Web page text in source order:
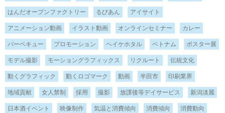
はんだオープンファクトリー るびあん アイサイト
アニメーション動画 イラスト動画 オンラインセミナー カレー
バーベキュー プロモーション ヘイケホタル ベトナム ポスター展
モデル撮影 モーショングラフィックス リクルート 伝統文化
動くグラフィック 動くロゴマーク 動画 半田市 印刷業界
地域貢献 女人禁制 採用 撮影 放課後等デイサービス 新潟淡麗
日本酒イベント 映像制作 気温と消費傾向 消費傾向 消費動向